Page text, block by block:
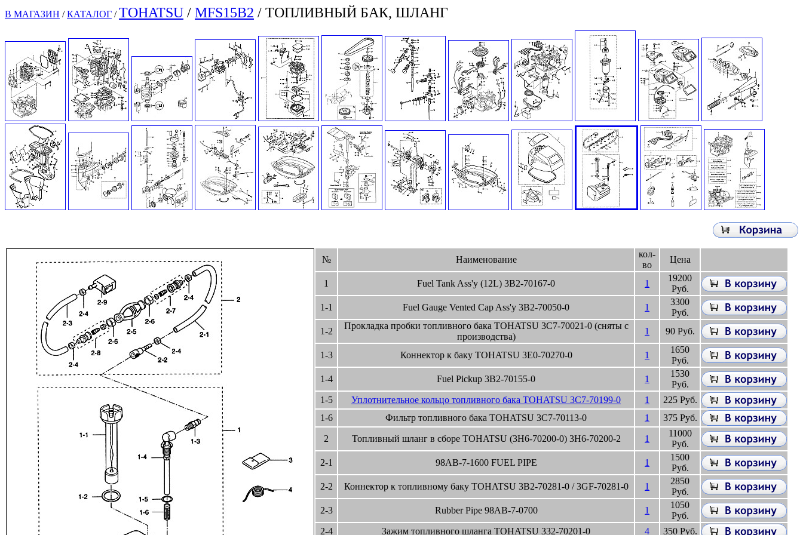
В МАГАЗИН / КАТАЛОГ /TOHATSU / MFS15B2 / ТОПЛИВНЫЙ БАК, ШЛАНГ
№ Наименование
кол-
во
Цена
1 Fuel Tank Ass'y (12L) 3B2-70167-0 1
19200
Руб.
1-1
Fuel Gauge Vented Cap Ass'y 3B2-70050-0 1
3300
Руб.
1-2
Прокладка пробки топливного бака TOHATSU 3C7-70021-0 (сняты с
производства)
1 90 Руб.
1-3 Коннектор к баку TOHATSU 3E0-70270-0 1
1650
Руб.
1-4
Fuel Pickup 3B2-70155-0 1
1530
Руб.
1-5
Уплотнительное кольцо топливного бака TOHATSU 3C7-70199-0 1
225 Руб.
1-6
Фильтр топливного бака TOHATSU 3C7-70113-0 1 375 Руб.
2 Топливный шланг в сборе TOHATSU (3H6-70200-0) 3H6-70200-2 1
11000
Руб.
2-1
98AB-7-1600 FUEL PIPE 1
1500
Руб.
2-2
Коннектор к топливному баку TOHATSU 3B2-70281-0 / 3GF-70281-0 1
2850
Руб.
2-3
Rubber Pipe 98AB-7-0700 1
1050
Руб.
2-4
Зажим топливного шланга TOHATSU 332-70201-0 4 350 Руб.